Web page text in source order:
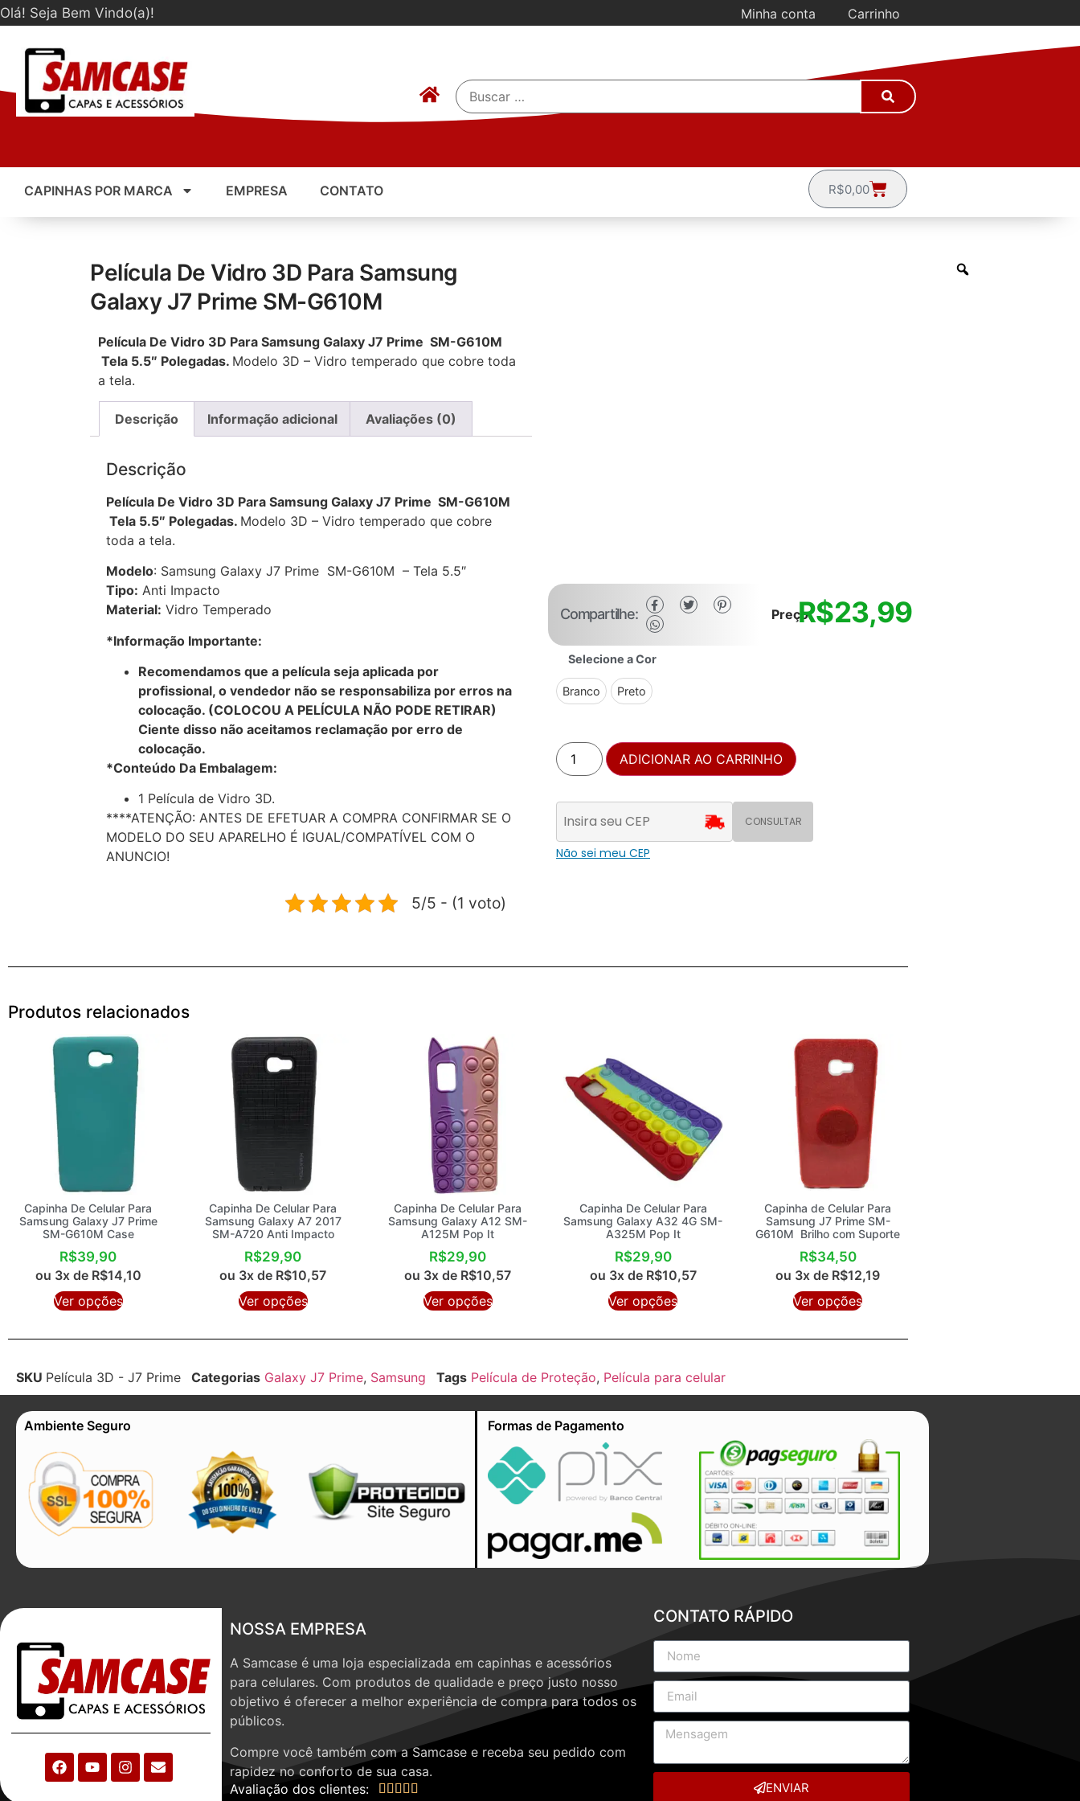
Olá! Seja Bem Vindo(a)! Minha conta Carrinho
CAPINHAS POR MARCA EMPRESA CONTATO R$0,00
Película De Vidro 3D Para Samsung
Galaxy J7 Prime SM-G610M
Película De Vidro 3D Para Samsung Galaxy J7 Prime SM-G610M
Tela 5.5″ Polegadas. Modelo 3D – Vidro temperado que cobre toda
a tela.
Descrição Informação adicional Avaliações (0)
Descrição
Película De Vidro 3D Para Samsung Galaxy J7 Prime SM-G610M
Tela 5.5″ Polegadas. Modelo 3D – Vidro temperado que cobre
toda a tela.
Modelo: Samsung Galaxy J7 Prime SM-G610M – Tela 5.5″
Tipo: Anti Impacto
Material: Vidro Temperado
*Informação Importante:
Recomendamos que a película seja aplicada por
profissional, o vendedor não se responsabiliza por erros na
colocação. (COLOCOU A PELÍCULA NÃO PODE RETIRAR)
Ciente disso não aceitamos reclamação por erro de
colocação.
*Conteúdo Da Embalagem:
1 Película de Vidro 3D.
****ATENÇÃO: ANTES DE EFETUAR A COMPRA CONFIRMAR SE O
MODELO DO SEU APARELHO É IGUAL/COMPATÍVEL COM O
ANUNCIO!
5/5 - (1 voto)
Preço:
Compartilhe: R$23,99
Selecione a Cor
Branco Preto
ADICIONAR AO CARRINHO
CONSULTAR
Não sei meu CEP
Produtos relacionados
Capinha De Celular Para
Samsung Galaxy J7 Prime
SM-G610M Case
R$39,90
ou 3x de R$14,10
Ver opções
Capinha De Celular Para
Samsung Galaxy A7 2017
SM-A720 Anti Impacto
R$29,90
ou 3x de R$10,57
Ver opções
Capinha De Celular Para
Samsung Galaxy A12 SM-
A125M Pop It
R$29,90
ou 3x de R$10,57
Ver opções
Capinha De Celular Para
Samsung Galaxy A32 4G SM-
A325M Pop It
R$29,90
ou 3x de R$10,57
Ver opções
Capinha de Celular Para
Samsung J7 Prime SM-
G610M Brilho com Suporte
R$34,50
ou 3x de R$12,19
Ver opções
SKU Película 3D - J7 Prime Categorias Galaxy J7 Prime, Samsung Tags Película de Proteção, Película para celular
Ambiente Seguro Formas de Pagamento
NOSSA EMPRESA
A Samcase é uma loja especializada em capinhas e acessórios
para celulares. Com produtos de qualidade e preço justo nosso
objetivo é oferecer a melhor experiência de compra para todos os
públicos.
Compre você também com a Samcase e receba seu pedido com
rapidez no conforto de sua casa.
Avaliação dos clientes:
    
CONTATO RÁPIDO
ENVIAR